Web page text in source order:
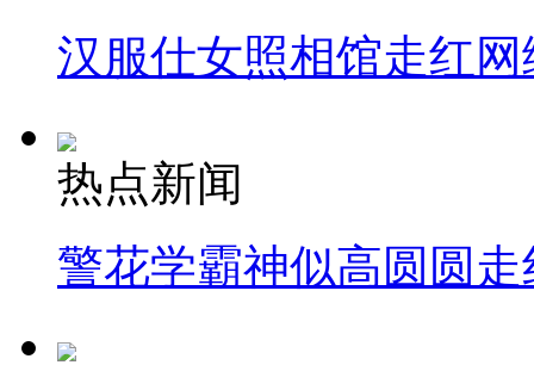
汉服仕女照相馆走红网
热点新闻
警花学霸神似高圆圆走